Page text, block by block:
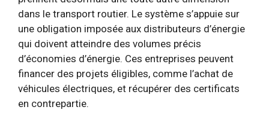
dans le transport routier. Le système s’appuie sur
une obligation imposée aux distributeurs d’énergie
qui doivent atteindre des volumes précis
d’économies d’énergie. Ces entreprises peuvent
financer des projets éligibles, comme l’achat de
véhicules électriques, et récupérer des certificats
en contrepartie.